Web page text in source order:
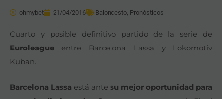
ohmybet 21/04/2016 Baloncesto, Pronósticos
Cuarto y posible definitivo partido de la serie de
Euroleague entre Barcelona Lassa y Lokomotiv
Kuban.
Barcelona Lassa está ante su mejor oportunidad para